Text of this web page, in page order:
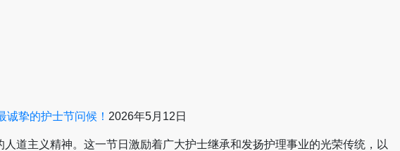
挚的护士节问候！ 2026年5月12日
道主义精神。这一节日激励着广大护士继承和发扬护理事业的光荣传统，以